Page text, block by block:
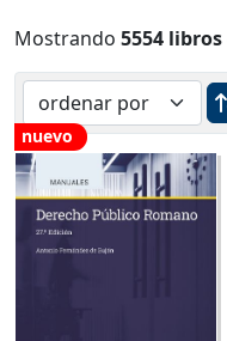
Mostrando 5554 libros
nuevo